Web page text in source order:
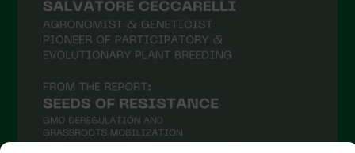
Aprile 2021
Febbraio 2021
Gennaio 2021